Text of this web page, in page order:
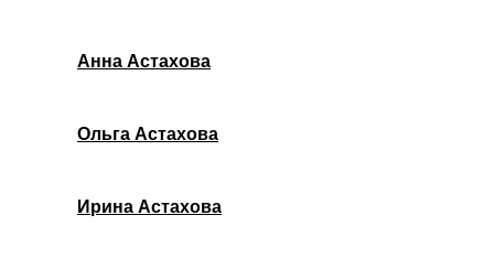
Анна Астахова
Ольга Астахова
Ирина Астахова